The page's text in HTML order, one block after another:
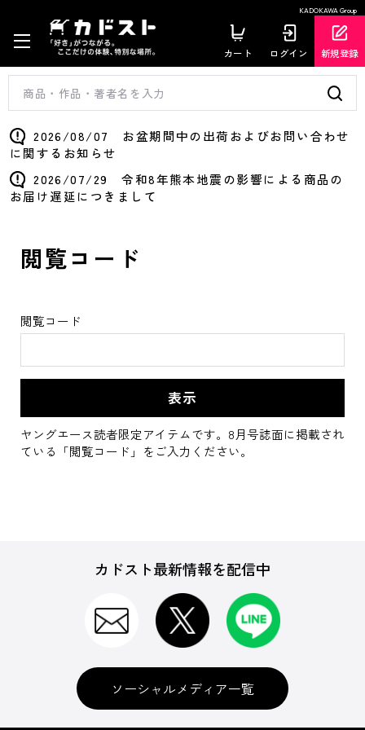
KADOKAWA Group
カート ログイン 新規登録
2026/08/07 お盆期間中の出荷およびお問い合わせ
に関するお知らせ
2026/07/29 令和8年熊本地震の影響による商品の
お届け遅延につきまして
閲覧コード
閲覧コード
ヤングエース読者限定アイテムです。8月号誌面に掲載され
ている「閲覧コード」をご入力ください。
カドスト最新情報を配信中
ソーシャルメディア一覧